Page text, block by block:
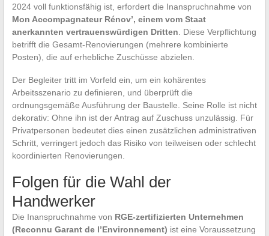
2024 voll funktionsfähig ist, erfordert die Inanspruchnahme von
Mon Accompagnateur Rénov’, einem vom Staat
anerkannten vertrauenswürdigen Dritten . Diese Verpflichtung
betrifft die Gesamt-Renovierungen (mehrere kombinierte
Posten), die auf erhebliche Zuschüsse abzielen.
Der Begleiter tritt im Vorfeld ein, um ein kohärentes
Arbeitsszenario zu definieren, und überprüft die
ordnungsgemäße Ausführung der Baustelle. Seine Rolle ist nicht
dekorativ: Ohne ihn ist der Antrag auf Zuschuss unzulässig. Für
Privatpersonen bedeutet dies einen zusätzlichen administrativen
Schritt, verringert jedoch das Risiko von teilweisen oder schlecht
koordinierten Renovierungen.
Folgen für die Wahl der
Handwerker
Die Inanspruchnahme von RGE-zertifizierten Unternehmen
(Reconnu Garant de l’Environnement) ist eine Voraussetzung